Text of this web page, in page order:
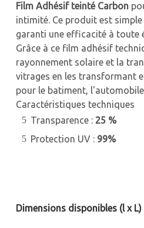
Film Adhésif teinté Carbon
intimité. Ce produit est
garanti une efficacité à toute
Grâce à ce film adhésif
rayonnement solaire et la
vitrages en les transformant
pour le batiment,
Caractéristiques techniques
Transparence : 25 %
Protection UV : 99%
Dimensions disponibles (l x L)